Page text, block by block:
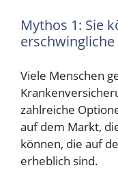
Mythos 1: Sie
Viele Menschen
zahlreiche
auf dem Markt,
können, die auf
erheblich sind.